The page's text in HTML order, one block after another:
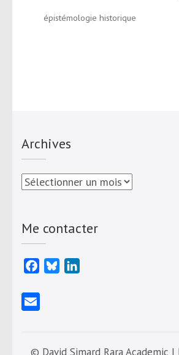
épistémologie historique
Archives
Archives
Me contacter
Facebook
Bluesky
© David Simard Rara Academic